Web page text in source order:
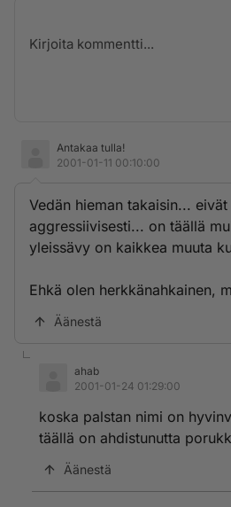
Antakaa tulla!
2001-01-11 00:10:00
Vedän hieman takaisin...
aggressiivisesti... on täällä
yleissävy on kaikkea muuta
Ehkä olen herkkänahkainen,
Äänestä
ahab
2001-01-24 01:29:00
koska palstan nimi on
täällä on ahdistunutta
Äänestä